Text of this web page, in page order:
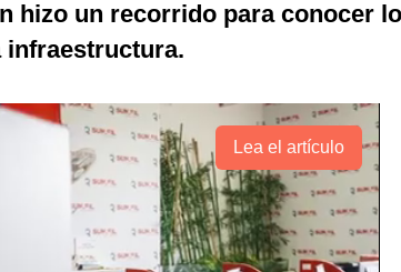
hizo un recorrido para conocer
infraestructura.
Lea el artículo